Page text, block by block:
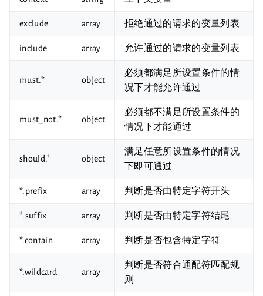
exclude array 拒绝通过的请求的变量列表
include array 允许通过的请求的变量列表
must.* object
必须都满足所设置条件的情
况下才能允许通过
must_not.* object
必须都不满足所设置条件的
情况下才能通过
should.* object
满足任意所设置条件的情况
下即可通过
*.prefix array 判断是否由特定字符开头
*.suffix array 判断是否由特定字符结尾
*.contain array 判断是否包含特定字符
*.wildcard array
判断是否符合通配符匹配规
则